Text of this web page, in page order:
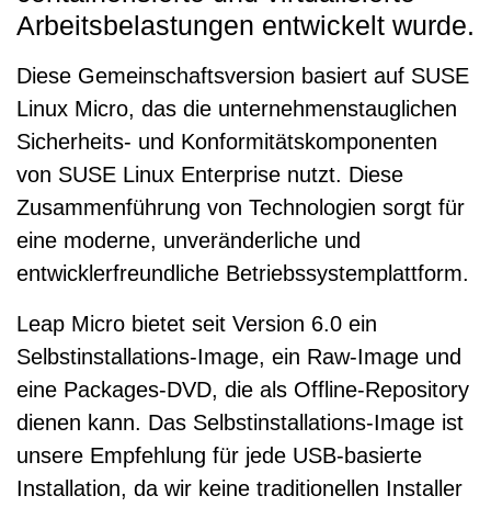
Arbeitsbelastungen entwickelt wurde.
Diese Gemeinschaftsversion basiert auf SUSE
Linux Micro, das die unternehmenstauglichen
Sicherheits- und Konformitätskomponenten
von SUSE Linux Enterprise nutzt. Diese
Zusammenführung von Technologien sorgt für
eine moderne, unveränderliche und
entwicklerfreundliche Betriebssystemplattform.
Leap Micro bietet seit Version 6.0 ein
Selbstinstallations-Image, ein Raw-Image und
eine Packages-DVD, die als Offline-Repository
dienen kann. Das Selbstinstallations-Image ist
unsere Empfehlung für jede USB-basierte
Installation, da wir keine traditionellen Installer